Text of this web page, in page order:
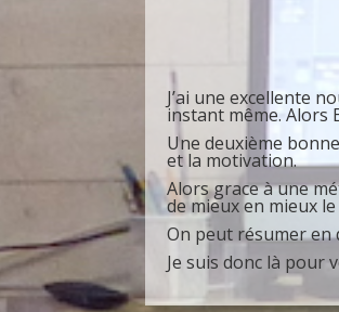
J’ai une excellente
instant même. Alors
Une deuxième
et la motivation.
Alors grace à une
de mieux en mieux
On peut résumer en
Je suis donc là pour